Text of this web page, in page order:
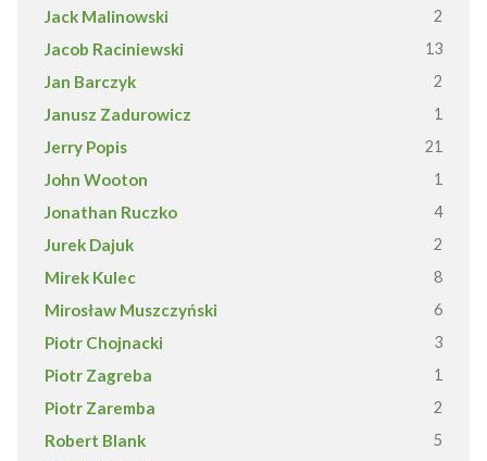
Jack Malinowski 2
Jacob Raciniewski 13
Jan Barczyk 2
Janusz Zadurowicz 1
Jerry Popis 21
John Wooton 1
Jonathan Ruczko 4
Jurek Dajuk 2
Mirek Kulec 8
Mirosław Muszczyński 6
Piotr Chojnacki 3
Piotr Zagreba 1
Piotr Zaremba 2
Robert Blank 5